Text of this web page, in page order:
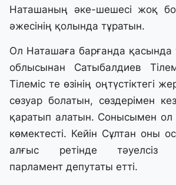
Наташаның әке-шешесі жоқ
әжесінің қолында тұратын.
Ол Наташаға барғанда
облысынан Сатыбалдиев
Тілеміс те өзінің оңтүстіктегі
сөзуар болатын, сөздерімен
қаратып алатын. Сонысымен ол
көмектесті. Кейін Сұлтан оны
алғыс ретінде тәуелсіз
парламент депутаты етті.